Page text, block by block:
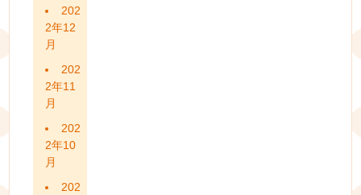
202
2年12
月
202
2年11
月
202
2年10
月
202